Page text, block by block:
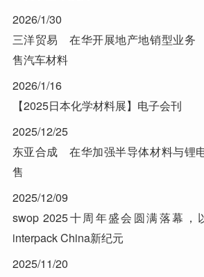
2026/1/30
三洋贸易 在华开展地产地销型业务
售汽车材料
2026/1/16
【2025日本化学材料展】电子会刊
2025/12/25
东亚合成 在华加强半导体材料与锂
售
2025/12/09
swop 2025十周年盛会圆满落幕，
interpack China新纪元
2025/11/20